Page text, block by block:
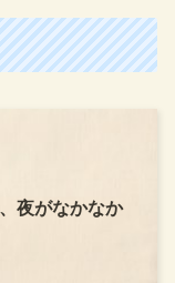
夜がなかなか